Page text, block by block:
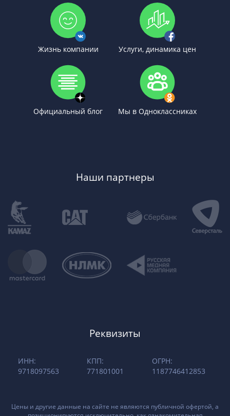
Жизнь компании Услуги, динамика цен
Официальный блог Мы в Одноклассниках
Наши партнеры
Реквизиты
ИНН:
9718097563
КПП:
771801001
ОГРН:
1187746412853
Цены и другие данные на сайте не являются публичной офертой, а